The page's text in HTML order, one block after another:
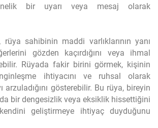
bir uyarı veya mesaj olarak
sahibinin maddi varlıklarının yanı
gözden kaçırdığını veya ihmal
Rüyada fakir birini görmek, kişinin
ihtiyacını ve ruhsal olarak
arzuladığını gösterebilir. Bu rüya, bireyin
bir dengesizlik veya eksiklik hissettiğini
geliştirmeye ihtiyaç duyduğunu